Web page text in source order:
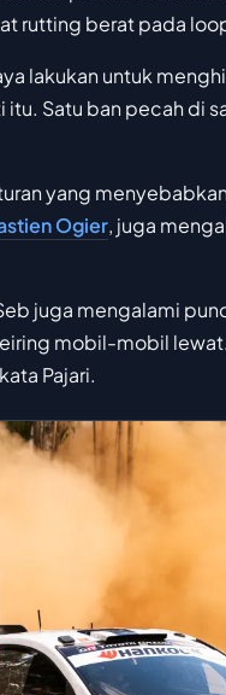
rutting berat pada
lakukan untuk
Satu ban pecah di
yang
Ogier, juga
juga mengalami
mobil-mobil
Pajari.